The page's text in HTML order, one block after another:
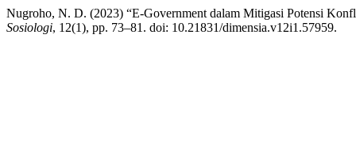
Nugroho, N. D. (2023) “E-Government dalam Mitigasi Potensi
Sosiologi, 12(1), pp. 73–81. doi: 10.21831/dimensia.v12i1.57959.